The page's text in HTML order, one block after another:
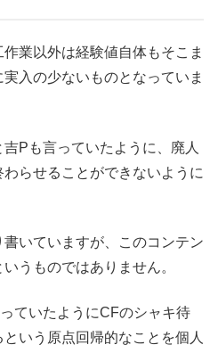
業以外は経験値自体もそこま
入の少ないものとなっていま
Pも言っていたように、廃人
らせることができないように
いていますが、このコンテン
うものではありません。
ていたようにCFのシャキ待
いう原点回帰的なことを個人